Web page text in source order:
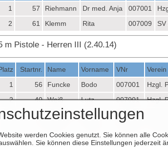
1
57 Riehmann Dr med. Anja 007001
2
61 Klemm Rita 007009 SV
m Pistole - Herren III (2.40.14)
Startnr. Name Vorname VNr Verein
1
56 Funcke Bodo 007001 Hzgl.
2
40 Weiß Lutz 007001 Hzgl.
3
58 Schwarz Heiko 007002
werden Cookies genutzt. Sie können alle
Sie können diese Einstellungen jederzeit